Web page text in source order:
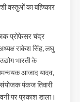
वस्तुओं का बहिष्कार
प्रोफेसर चंद्र
राकेश सिंह, लघु
भारती के
आजाद यादव,
पंकज तिवारी
पर प्रकाश डाला।